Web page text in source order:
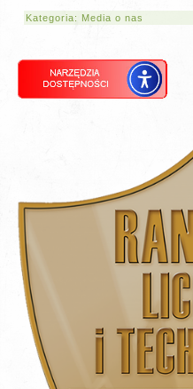
Kategoria: Media o nas